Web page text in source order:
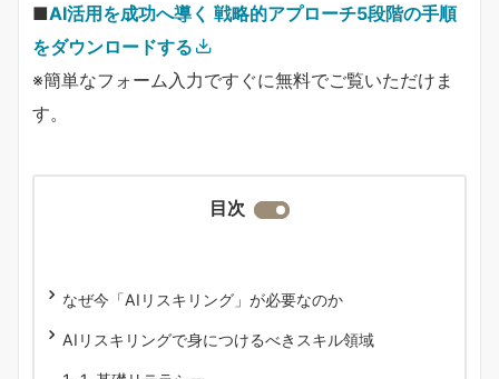
■AI活用を成功へ導く 戦略的アプローチ5段階の手順
をダウンロードする
※簡単なフォーム入力ですぐに無料でご覧いただけま
す。
目次
なぜ今「AIリスキリング」が必要なのか
AIリスキリングで身につけるべきスキル領域